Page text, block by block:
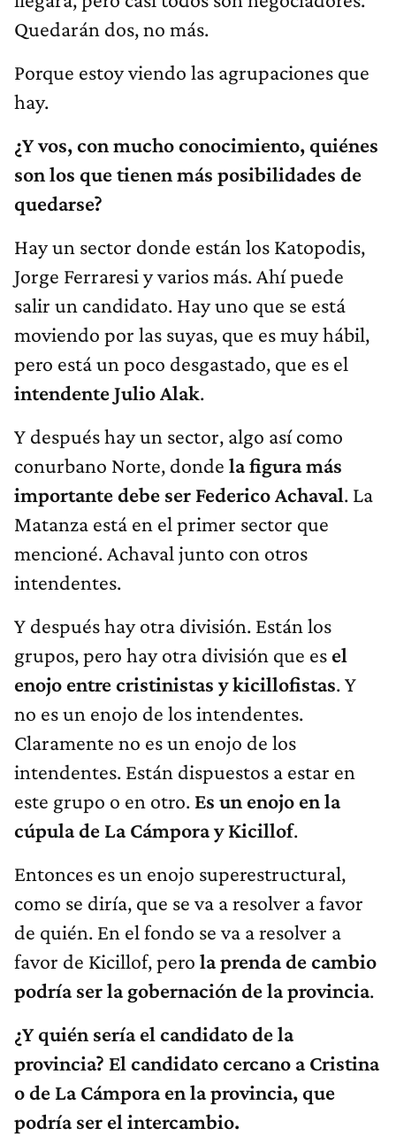
Quedarán dos, no más.
Porque estoy viendo las agrupaciones que
hay.
¿Y vos, con mucho conocimiento, quiénes
son los que tienen más posibilidades de
quedarse?
Hay un sector donde están los Katopodis,
Jorge Ferraresi y varios más. Ahí puede
salir un candidato. Hay uno que se está
moviendo por las suyas, que es muy hábil,
pero está un poco desgastado, que es el
intendente Julio Alak.
Y después hay un sector, algo así como
conurbano Norte, donde la figura más
importante debe ser Federico Achaval. La
Matanza está en el primer sector que
mencioné. Achaval junto con otros
intendentes.
Y después hay otra división. Están los
grupos, pero hay otra división que es el
enojo entre cristinistas y kicillofistas. Y
no es un enojo de los intendentes.
Claramente no es un enojo de los
intendentes. Están dispuestos a estar en
este grupo o en otro. Es un enojo en la
cúpula de La Cámpora y Kicillof.
Entonces es un enojo superestructural,
como se diría, que se va a resolver a favor
de quién. En el fondo se va a resolver a
favor de Kicillof, pero la prenda de cambio
podría ser la gobernación de la provincia.
¿Y quién sería el candidato de la
provincia? El candidato cercano a Cristina
o de La Cámpora en la provincia, que
podría ser el intercambio.